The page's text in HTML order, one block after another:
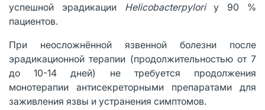
успешной эрадикации Helicobacterpyloriу 90 %
пациентов.
При неосложнённой язвенной болезни после
эрадикационной терапии (продолжительностью от 7
до 10-14 дней) не требуется продолжения
монотерапии антисекреторными препаратами для
заживления язвы и устранения симптомов.